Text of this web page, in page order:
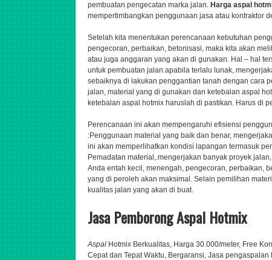
pembuatan pengecatan marka jalan. Harga aspal
mempertimbangkan penggunaan jasa atau kontraktor
Setelah kita menentukan perencanaan kebutuhan
pengecoran, perbaikan, betonisasi, maka kita akan
atau juga anggaran yang akan di gunakan. Hal – hal
untuk pembuatan jalan.apabila terlalu lunak,
sebaiknya di lakukan penggantian tanah dengan cara
jalan, material yang di gunakan dan ketebalan aspal
ketebalan aspal hotmix haruslah di pastikan. Harus di
Perencanaan ini akan mempengaruhi efisiensi
:Penggunaan material yang baik dan benar,
ini akan memperlihatkan kondisi lapangan termasuk
Pemadatan material,.mengerjakan banyak proyek jalan,
Anda entah kecil, menengah, pengecoran, perbaikan,
yang di peroleh akan maksimal. Selain pemilihan
kualitas jalan yang akan di buat.
Jasa Pemborong Aspal Hotmix
Aspal Hotmix Berkualitas, Harga 30.000/meter, Free
Cepat dan Tepat Waktu, Bergaransi, Jasa pengaspalan